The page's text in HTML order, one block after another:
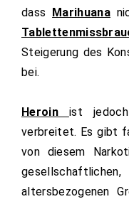
dass Marihuana
Steigerung des
bei.
Heroin ist
verbreitet. Es gibt
von diesem
altersbezogenen